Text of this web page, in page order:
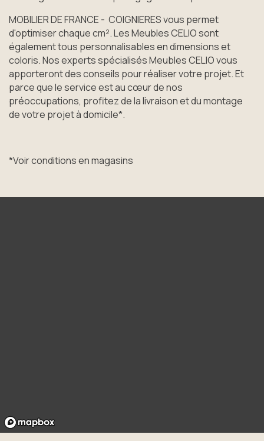
MOBILIER DE FRANCE - COIGNIERES vous permet
d'optimiser chaque cm². Les Meubles CELIO sont
également tous personnalisables en dimensions et
coloris. Nos experts spécialisés Meubles CELIO vous
apporteront des conseils pour réaliser votre projet. Et
parce que le service est au cœur de nos
préoccupations, profitez de la livraison et du montage
de votre projet à domicile*.
*Voir conditions en magasins